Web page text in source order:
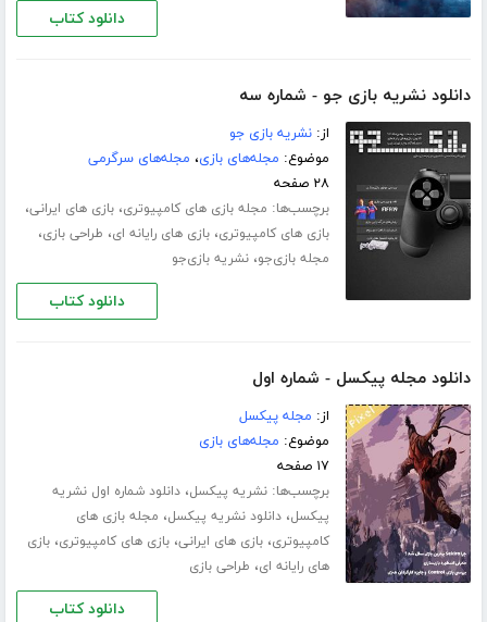
دانلود کتاب
دانلود نشریه بازی جو - شماره سه
از:نشریه بازی جو
موضوع: مجله‌های بازی، مجله‌های سرگرمی
۲۸ صفحه
برچسب‌ها: مجله بازی های کامپیوتری،بازی های ایرانی،
بازی های کامپیوتری،بازی های رایانه ای، طراحی بازی،
مجله بازی‌جو،نشریه بازی‌جو
دانلود کتاب
دانلود مجله پیکسل - شماره اول
از: مجله پیکسل
موضوع: مجله‌های بازی
۱۷ صفحه
برچسب‌ها:نشریه پیکسل،دانلود شماره اول نشریه
پیکسل،دانلود نشریه پیکسل، مجله بازی های
کامپیوتری،بازی های ایرانی،بازی های کامپیوتری،بازی
های رایانه ای، طراحی بازی
دانلود کتاب